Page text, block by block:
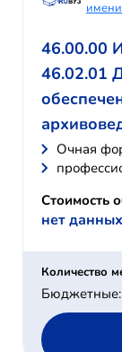
46.00.00
46.02.01
Очная
Стоимость
нет данных
Количество
Бюджетные: